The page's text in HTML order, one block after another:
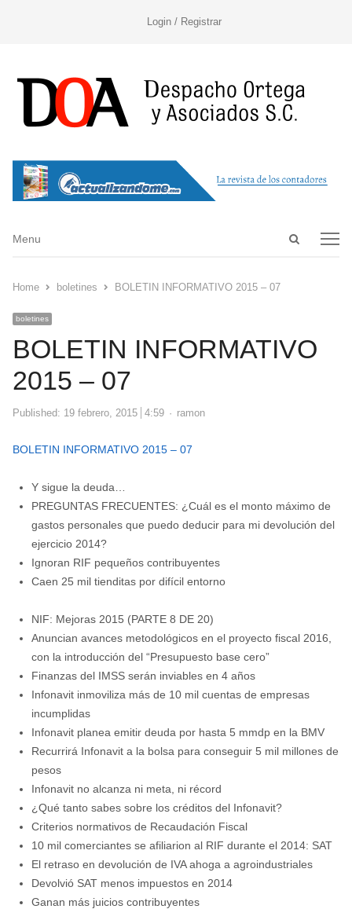
Login / Registrar
Open
Menu
Menu
Home boletines BOLETIN INFORMATIVO 2015 – 07
boletines
BOLETIN INFORMATIVO
2015 – 07
Published: 19 febrero, 2015 4:59 Author
ramon
BOLETIN INFORMATIVO 2015 – 07
Y sigue la deuda…
PREGUNTAS FRECUENTES: ¿Cuál es el monto máximo de
gastos personales que puedo deducir para mi devolución del
ejercicio 2014?
Ignoran RIF pequeños contribuyentes
Caen 25 mil tienditas por difícil entorno
NIF: Mejoras 2015 (PARTE 8 DE 20)
Anuncian avances metodológicos en el proyecto fiscal 2016,
con la introducción del “Presupuesto base cero”
Finanzas del IMSS serán inviables en 4 años
Infonavit inmoviliza más de 10 mil cuentas de empresas
incumplidas
Infonavit planea emitir deuda por hasta 5 mmdp en la BMV
Recurrirá Infonavit a la bolsa para conseguir 5 mil millones de
pesos
Infonavit no alcanza ni meta, ni récord
¿Qué tanto sabes sobre los créditos del Infonavit?
Criterios normativos de Recaudación Fiscal
10 mil comerciantes se afiliarion al RIF durante el 2014: SAT
El retraso en devolución de IVA ahoga a agroindustriales
Devolvió SAT menos impuestos en 2014
Ganan más juicios contribuyentes